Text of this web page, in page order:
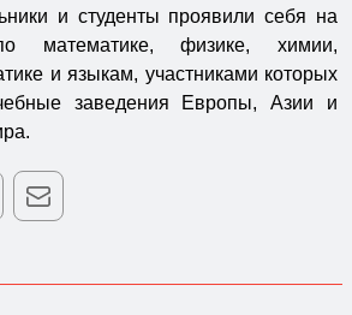
и студенты проявили себя на
математике, физике, химии,
и языкам, участниками которых
заведения Европы, Азии и